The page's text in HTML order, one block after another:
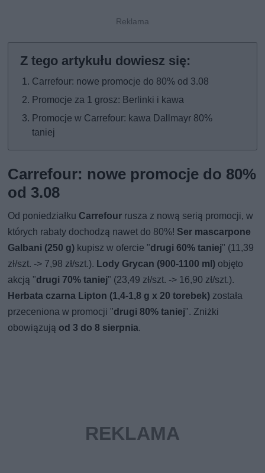
Carrefour: nowe promocje do 80% od 3.08
Promocje za 1 grosz: Berlinki i kawa
Promocje w Carrefour: kawa Dallmayr 80%
taniej
Carrefour: nowe promocje do 80%
od 3.08
Od poniedziałku Carrefour rusza z nową serią promocji, w
których rabaty dochodzą nawet do 80%! Ser mascarpone
Galbani (250 g) kupisz w ofercie "drugi 60% taniej" (11,39
zł/szt. -> 7,98 zł/szt.). Lody Grycan (900-1100 ml) objęto
akcją "drugi 70% taniej" (23,49 zł/szt. -> 16,90 zł/szt.).
Herbata czarna Lipton (1,4-1,8 g x 20 torebek) została
przeceniona w promocji "drugi 80% taniej". Zniżki
obowiązują od 3 do 8 sierpnia.